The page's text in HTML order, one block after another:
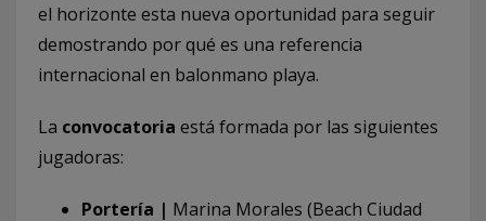
el horizonte esta nueva oportunidad para seguir
demostrando por qué es una referencia
internacional en balonmano playa.
La convocatoria está formada por las siguientes
jugadoras:
Portería | Marina Morales (Beach Ciudad